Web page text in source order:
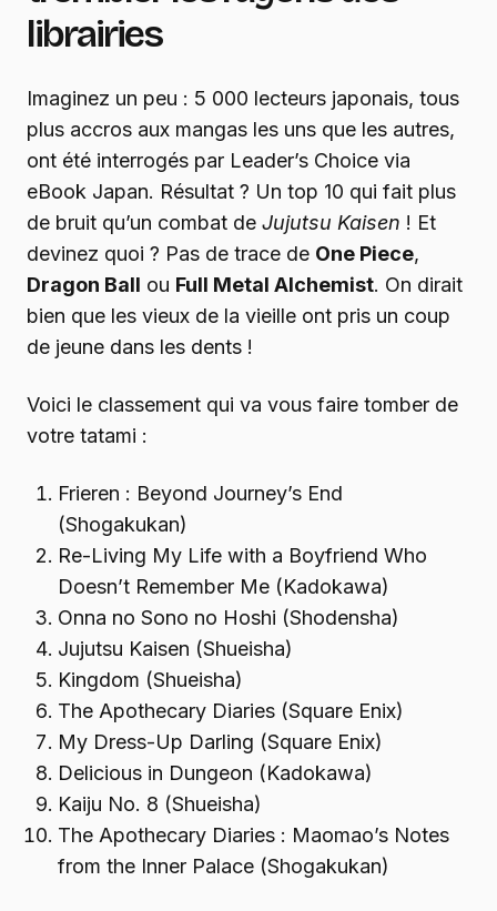
librairies
Imaginez un peu : 5 000 lecteurs japonais, tous
plus accros aux mangas les uns que les autres,
ont été interrogés par Leader’s Choice via
eBook Japan. Résultat ? Un top 10 qui fait plus
de bruit qu’un combat de Jujutsu Kaisen ! Et
devinez quoi ? Pas de trace de One Piece,
Dragon Ball ou Full Metal Alchemist. On dirait
bien que les vieux de la vieille ont pris un coup
de jeune dans les dents !
Voici le classement qui va vous faire tomber de
votre tatami :
Frieren : Beyond Journey’s End
(Shogakukan)
Re-Living My Life with a Boyfriend Who
Doesn’t Remember Me (Kadokawa)
Onna no Sono no Hoshi (Shodensha)
Jujutsu Kaisen (Shueisha)
Kingdom (Shueisha)
The Apothecary Diaries (Square Enix)
My Dress-Up Darling (Square Enix)
Delicious in Dungeon (Kadokawa)
Kaiju No. 8 (Shueisha)
The Apothecary Diaries : Maomao’s Notes
from the Inner Palace (Shogakukan)